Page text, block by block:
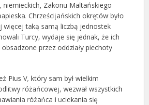
niemieckich, Zakonu Maltańskiego
Chrześcijańskich okrętów było
więcej taką samą liczbą jednostek
Turcy, wydaje się jednak, że ich
przez oddziały piechoty
Pius V, który sam był wielkim
różańcowej, wezwał wszystkich
różańca i uciekania się